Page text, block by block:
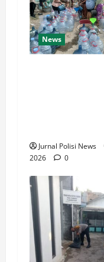
News
Jurnal Polisi News
2026
0